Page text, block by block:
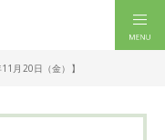
月20日（金）】